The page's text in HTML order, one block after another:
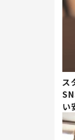
ス
い